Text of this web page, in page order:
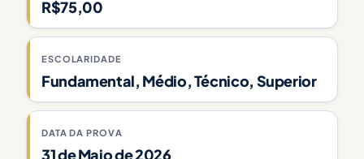
R$75,00
ESCOLARIDADE
Fundamental, Médio, Técnico, Superior
DATA DA PROVA
31 de Maio de 2026